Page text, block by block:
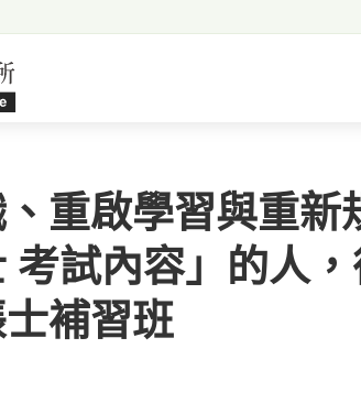
重啟學習與重
考試內容」的人
補習班